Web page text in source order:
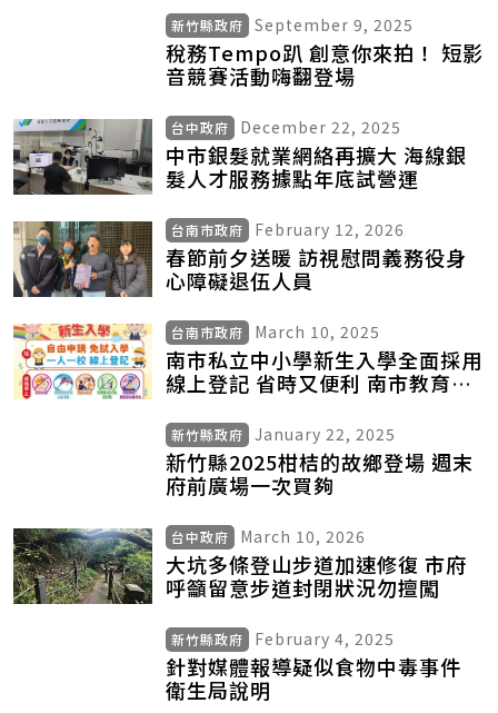
新竹縣政府 September 9, 2025
稅務Tempo趴 創意你來拍！ 短影
音競賽活動嗨翻登場
台中政府 December 22, 2025
中市銀髮就業網絡再擴大 海線銀
髮人才服務據點年底試營運
台南市政府 February 12, 2026
春節前夕送暖 訪視慰問義務役身
心障礙退伍人員
台南市政府 March 10, 2025
南市私立中小學新生入學全面採用
線上登記 省時又便利 南市教育局
平性
新竹縣政府 January 22, 2025
新竹縣2025柑桔的故鄉登場 週末
府前廣場一次買夠
台中政府 March 10, 2026
大坑多條登山步道加速修復 市府
呼籲留意步道封閉狀況勿擅闖
新竹縣政府 February 4, 2025
針對媒體報導疑似食物中毒事件
衛生局說明